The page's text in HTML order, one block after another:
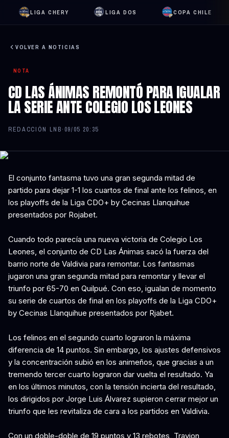
LIGA CHERY LIGA DOS COPA CHILE
VOLVER A NOTICIAS
NOTA
CD LAS ÁNIMAS REMONTÓ PARA IGUALAR
LA SERIE ANTE COLEGIO LOS LEONES
REDACCIÓN LNB· 09/05 20:35
El conjunto fantasma tuvo una gran segunda mitad de
partido para dejar 1-1 los cuartos de final ante los felinos, en
los playoffs de la Liga CDO+ by Cecinas Llanquihue
presentados por Rojabet.
Cuando todo parecía una nueva victoria de Colegio Los
Leones, el conjunto de CD Las Ánimas sacó la fuerza del
barrio norte de Valdivia para remontar. Los fantasmas
jugaron una gran segunda mitad para remontar y llevar el
triunfo por 65-70 en Quilpué. Con eso, igualan de momento
su serie de cuartos de final en los playoffs de la Liga CDO+
by Cecinas Llanquihue presentados por Rjabet.
Los felinos en el segundo cuarto lograron la máxima
diferencia de 14 puntos. Sin embargo, los ajustes defensivos
y la concentración subió en los animeños, que gracias a un
tremendo tercer cuarto lograron dar vuelta el resultado. Ya
en los últimos minutos, con la tensión incierta del resultado,
los dirigidos por Jorge Luis Álvarez supieron cerrar mejor un
triunfo que les revitaliza de cara a los partidos en Valdivia.
Con un doble-doble de 19 puntos y 13 rebotes, Travion